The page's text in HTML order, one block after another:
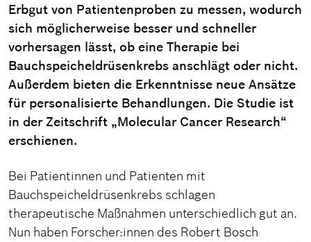
Erbgut von Patientenproben zu messen, wodurch
sich möglicherweise besser und schneller
vorhersagen lässt, ob eine Therapie bei
Bauchspeicheldrüsenkrebs anschlägt oder nicht.
Außerdem bieten die Erkenntnisse neue Ansätze
für personalisierte Behandlungen. Die Studie ist
in der Zeitschrift „Molecular Cancer Research“
erschienen.
Bei Patientinnen und Patienten mit
Bauchspeicheldrüsenkrebs schlagen
therapeutische Maßnahmen unterschiedlich gut an.
Nun haben Forscher:innen des Robert Bosch